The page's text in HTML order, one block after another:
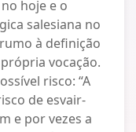
hoje e o
salesiana no
à definição
vocação.
risco: “A
de esvair-
e por vezes a